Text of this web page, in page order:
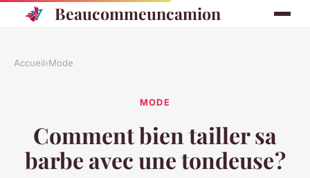
Beaucommeuncamion
Accueil›Mode
MODE
Comment bien tailler sa
barbe avec une tondeuse ?